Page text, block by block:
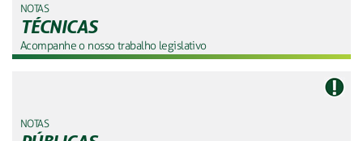
NOTAS
TÉCNICAS
Acompanhe o nosso trabalho legislativo
NOTAS